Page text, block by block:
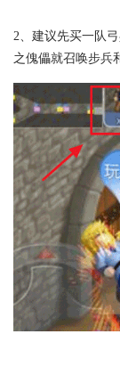
2、建议先买一队
之傀儡就召唤步兵